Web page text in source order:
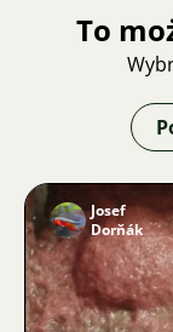
To
Josef
Dorňák